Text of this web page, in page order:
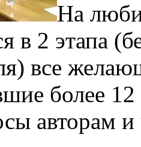
На
в 2 этапа
все
более
авторам